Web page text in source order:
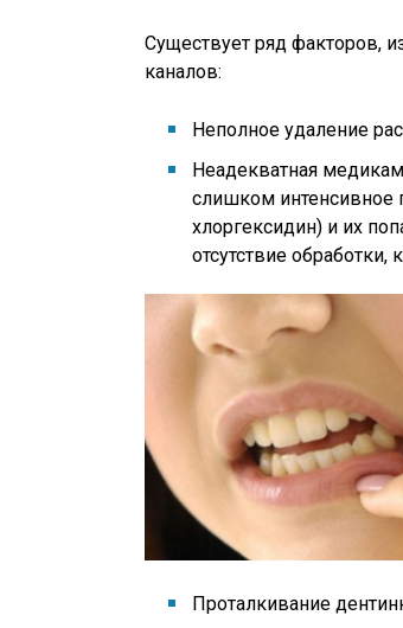
Существует ряд факторов,
каналов:
Неполное удаление
Неадекватная
слишком интенсивное
хлоргексидин) и их
отсутствие
Проталкивание